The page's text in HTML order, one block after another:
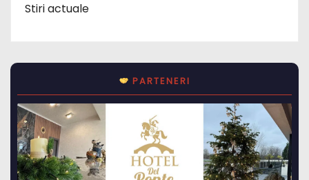
Stiri actuale
PARTENERI